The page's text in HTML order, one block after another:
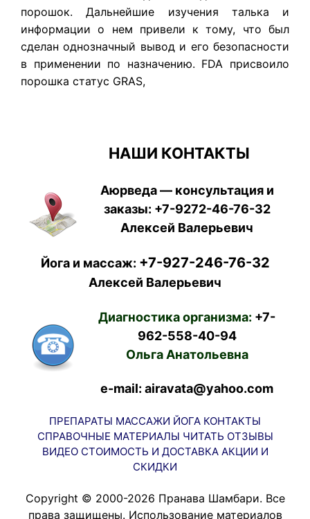
порошок. Дальнейшие изучения талька и
информации о нем привели к тому, что был
сделан однозначный вывод и его безопасности
в применении по назначению. FDA присвоило
порошка статус GRAS,
НАШИ КОНТАКТЫ
Аюрведа — консультация и
заказы: +7-9272-46-76-32
Алексей Валерьевич
Йога и массаж: +7-927-246-76-32
Алексей Валерьевич
Диагностика организма: +7-
962-558-40-94
Ольга Анатольевна
e-mail: airavata@yahoo.com
ПРЕПАРАТЫ МАССАЖИ ЙОГА КОНТАКТЫ
СПРАВОЧНЫЕ МАТЕРИАЛЫ ЧИТАТЬ ОТЗЫВЫ
ВИДЕО СТОИМОСТЬ И ДОСТАВКА АКЦИИ И
СКИДКИ
Copyright © 2000-2026 Пранава Шамбари. Все
права защищены. Использование материалов